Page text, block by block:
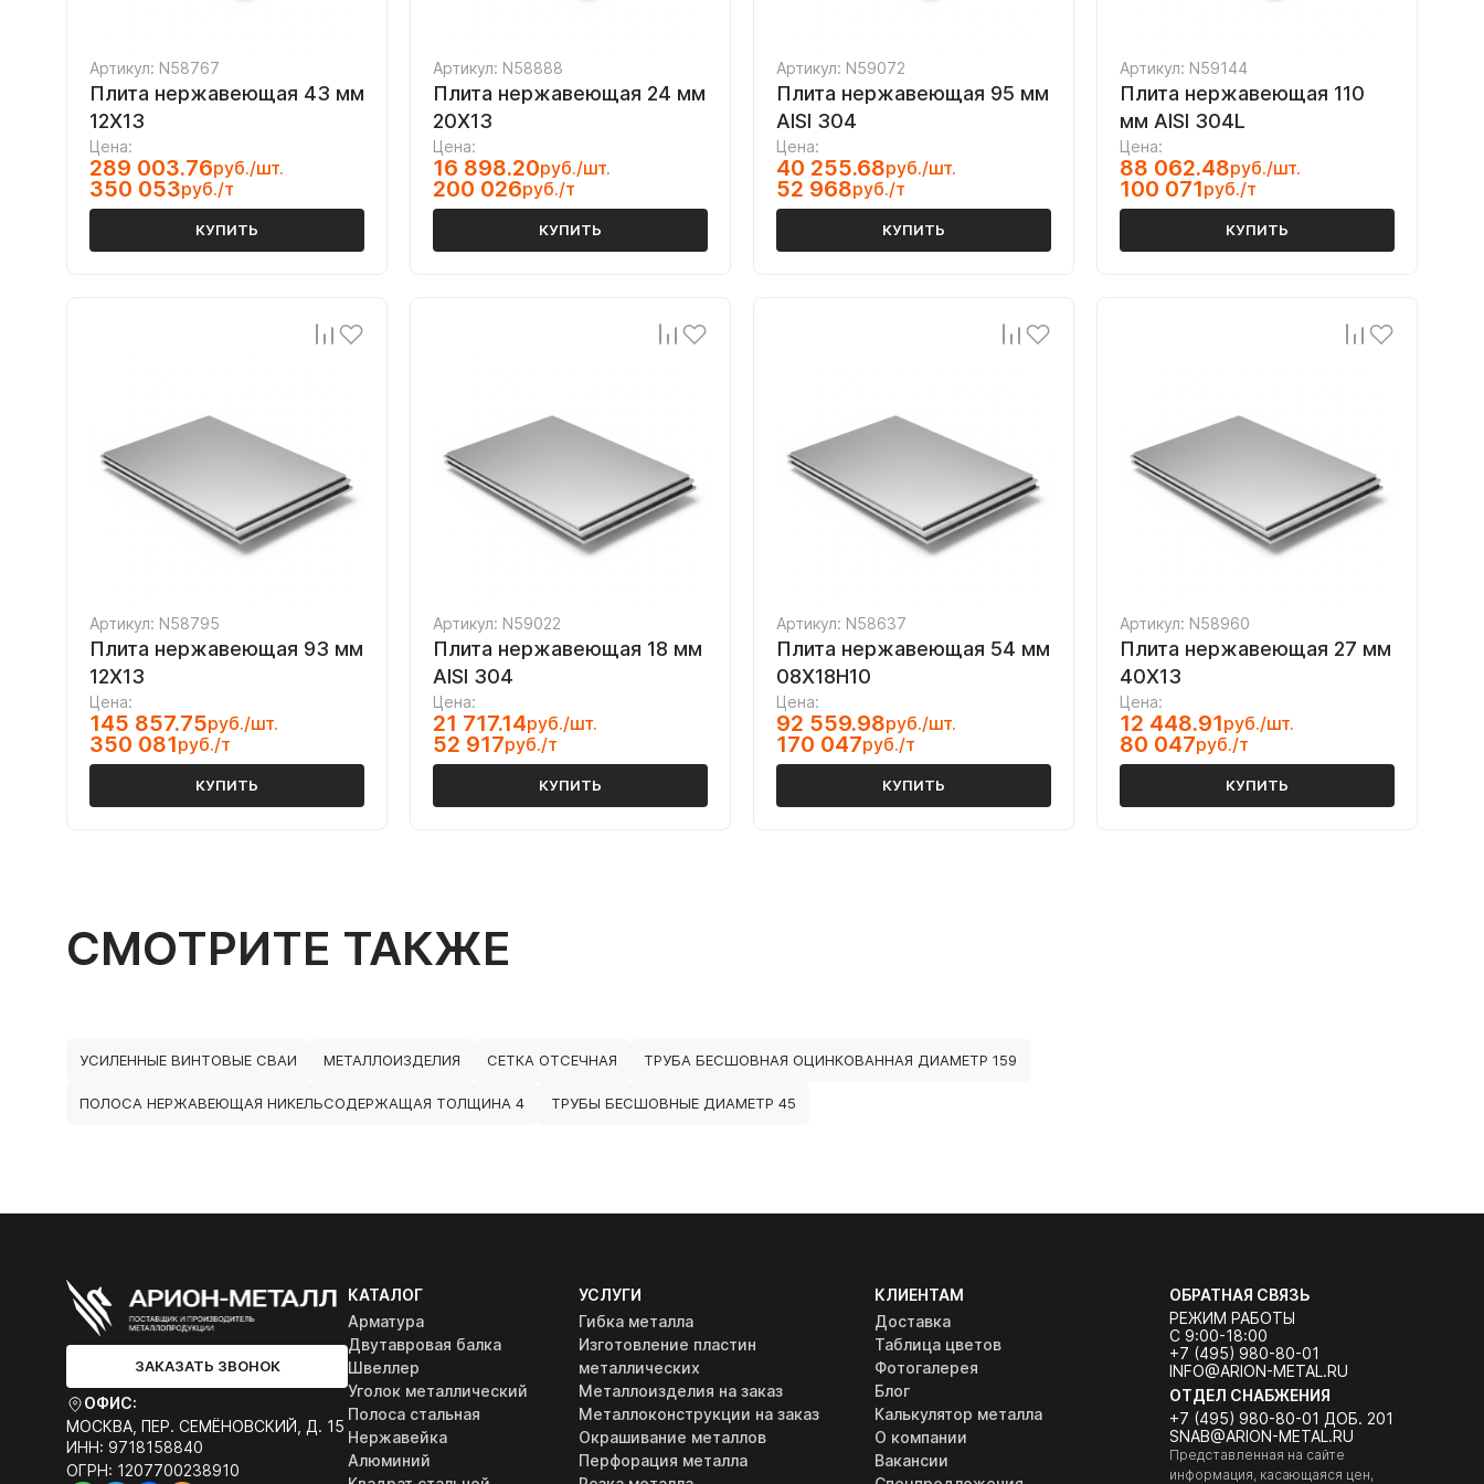
Артикул: N58767
Плита нержавеющая 43 мм
12Х13
Цена:
289 003.76руб./шт.
350 053руб./т
КУПИТЬ
Артикул: N58888
Плита нержавеющая 24 мм
20Х13
Цена:
16 898.20руб./шт.
200 026руб./т
КУПИТЬ
Артикул: N59072
Плита нержавеющая 95 мм
AISI 304
Цена:
40 255.68руб./шт.
52 968руб./т
КУПИТЬ
Артикул: N59144
Плита нержавеющая 110
мм AISI 304L
Цена:
88 062.48руб./шт.
100 071руб./т
КУПИТЬ
Артикул: N58795
Плита нержавеющая 93 мм
12Х13
Цена:
145 857.75руб./шт.
350 081руб./т
КУПИТЬ
Артикул: N59022
Плита нержавеющая 18 мм
AISI 304
Цена:
21 717.14руб./шт.
52 917руб./т
КУПИТЬ
Артикул: N58637
Плита нержавеющая 54 мм
08Х18Н10
Цена:
92 559.98руб./шт.
170 047руб./т
КУПИТЬ
Артикул: N58960
Плита нержавеющая 27 мм
40Х13
Цена:
12 448.91руб./шт.
80 047руб./т
КУПИТЬ
СМОТРИТЕ ТАКЖЕ
УСИЛЕННЫЕ ВИНТОВЫЕ СВАИ МЕТАЛЛОИЗДЕЛИЯ СЕТКА ОТСЕЧНАЯ ТРУБА БЕСШОВНАЯ ОЦИНКОВАННАЯ ДИАМЕТР 159
ПОЛОСА НЕРЖАВЕЮЩАЯ НИКЕЛЬСОДЕРЖАЩАЯ ТОЛЩИНА 4 ТРУБЫ БЕСШОВНЫЕ ДИАМЕТР 45
ЗАКАЗАТЬ ЗВОНОК
ОФИС:
МОСКВА, ПЕР. СЕМЁНОВСКИЙ, Д. 15
ИНН: 9718158840
ОГРН: 1207700238910
КАТАЛОГ
Арматура
Двутавровая балка
Швеллер
Уголок металлический
Полоса стальная
Нержавейка
Алюминий
УСЛУГИ
Гибка металла
Изготовление пластин
металлических
Металлоизделия на заказ
Металлоконструкции на заказ
Окрашивание металлов
Перфорация металла
КЛИЕНТАМ
Доставка
Таблица цветов
Фотогалерея
Блог
Калькулятор металла
О компании
Вакансии
ОБРАТНАЯ СВЯЗЬ
РЕЖИМ РАБОТЫ
С 9:00-18:00
+7 (495) 980-80-01
INFO@ARION-METAL.RU
ОТДЕЛ СНАБЖЕНИЯ
+7 (495) 980-80-01 ДОБ. 201
SNAB@ARION-METAL.RU
Представленная на сайте
информация, касающаяся цен,